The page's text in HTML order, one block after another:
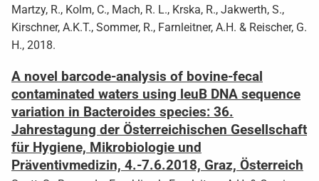
Martzy, R., Kolm, C., Mach, R. L., Krska, R., Jakwerth, S.,
Kirschner, A.K.T., Sommer, R., Farnleitner, A.H. & Reischer, G.
H., 2018.
A novel barcode-analysis of bovine-fecal
contaminated waters using leuB DNA sequence
variation in Bacteroides species: 36.
Jahrestagung der Österreichischen Gesellschaft
für Hygiene, Mikrobiologie und
Präventivmedizin, 4.-7.6.2018, Graz, Österreich